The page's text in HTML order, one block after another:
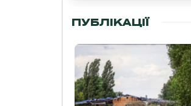
ПУБЛІКАЦІЇ